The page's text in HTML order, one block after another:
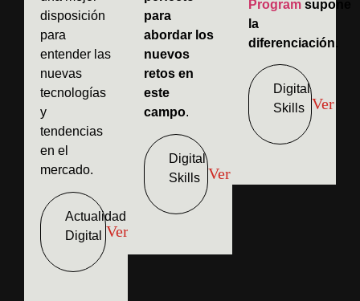
disposición
para
entender las
nuevas
tecnologías
y
tendencias
en el
mercado.
Actualidad
Digital Ver
para
abordar los
nuevos
retos en
este
campo.
Digital
Skills Ver
Programsupone
la
diferenciación.
Digital
Skills Ver